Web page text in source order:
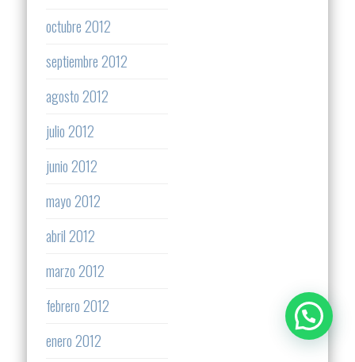
octubre 2012
septiembre 2012
agosto 2012
julio 2012
junio 2012
mayo 2012
abril 2012
marzo 2012
febrero 2012
enero 2012